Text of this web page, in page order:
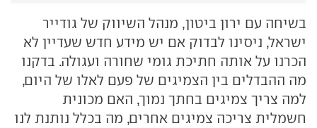
בשיחה עם ירון ביטון, מנהל השיווק של גודייר
ישראל, ניסינו לבדוק אם יש מידע חדש שעדיין לא
הכרנו על אותה חתיכת גומי שחורה ועגולה. בדקנו
מה ההבדלים בין הצמיגים של פעם לאלו של היום,
למה צריך צמיגים בחתך נמוך, האם מכונית
חשמלית צריכה צמיגים אחרים, מה בכלל נותנת לנו